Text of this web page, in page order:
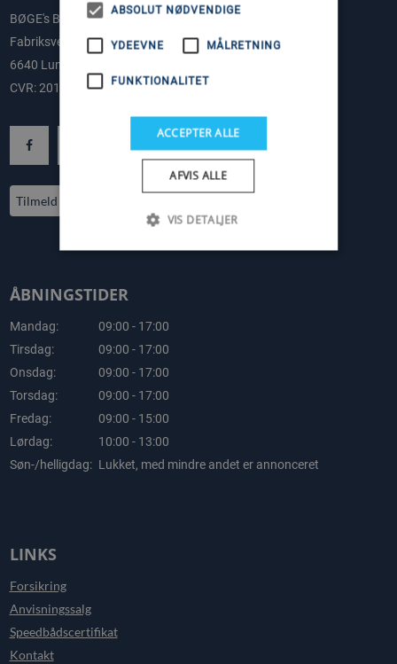
BØGE's BÅDE
Fabriksvej 2-4
6640 Lunderskov
CVR: 20178108
Tilmeld nyhedsbrev
ÅBNINGSTIDER
Mandag:
09:00 - 17:00
Tirsdag:
09:00 - 17:00
Onsdag:
09:00 - 17:00
Torsdag:
09:00 - 17:00
Fredag:
09:00 - 15:00
Lørdag:
10:00 - 13:00
Søn-/helligdag: Lukket, med mindre andet er annonceret
LINKS
Forsikring
Anvisningssalg
Speedbådscertifikat
Kontakt
ABSOLUT NØDVENDIGE
YDEEVNE MÅLRETNING
FUNKTIONALITET
ACCEPTER ALLE
AFVIS ALLE
VIS DETALJER